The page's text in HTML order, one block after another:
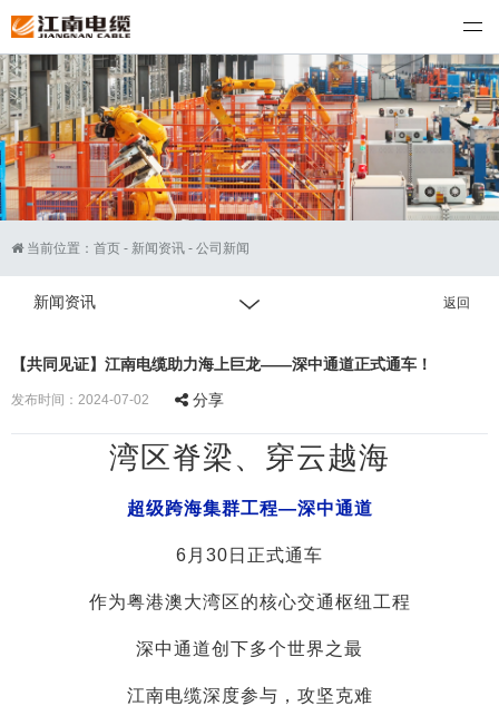
江南电缆
当前位置： 首页 - 新闻资讯 - 公司新闻
新闻资讯 返回
【共同见证】江南电缆助力海上巨龙——深中通道正式通车！
发布时间：2024-07-02 分享
湾区脊梁、穿云越海
超级跨海集群工程—深中通道
6月30日正式通车
作为粤港澳大湾区的核心交通枢纽工程
深中通道创下多个世界之最
江南电缆深度参与，攻坚克难